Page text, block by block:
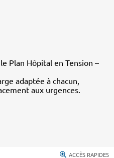
Plan Hôpital en Tension –
adaptée à chacun,
aux urgences.
ACCÈS RAPIDES